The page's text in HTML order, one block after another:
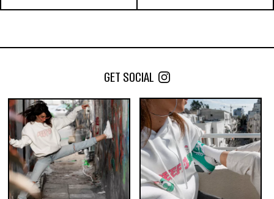
₪39
₪25
GET SOCIAL